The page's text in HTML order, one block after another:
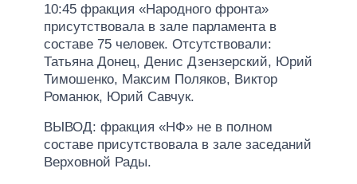
10:45 фракция «Народного фронта»
присутствовала в зале парламента в
составе 75 человек. Отсутствовали:
Татьяна Донец, Денис Дзензерский, Юрий
Тимошенко, Максим Поляков, Виктор
Романюк, Юрий Савчук.
ВЫВОД: фракция «НФ» не в полном
составе присутствовала в зале заседаний
Верховной Рады.